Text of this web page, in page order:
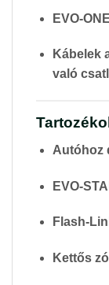
EVO-
Kábelek
való
Autóhoz
EVO-
Flash-
Kettős